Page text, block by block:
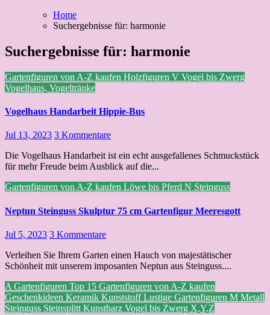
Home
Suchergebnisse für: harmonie
Suchergebnisse für: harmonie
Gartenfiguren von A-Z kaufen Holzfiguren V Vogel bis Zwerg
Vogelhaus, Vogeltränke
Vogelhaus Handarbeit Hippie-Bus
Jul 13, 2023 3 Kommentare
Die Vogelhaus Handarbeit ist ein echt ausgefallenes Schmuckstück
für mehr Freude beim Ausblick auf die...
Gartenfiguren von A-Z kaufen Löwe bis Pferd N Steinguss
Neptun Steinguss Skulptur 75 cm Gartenfigur Meeresgott
Jul 5, 2023 3 Kommentare
Verleihen Sie Ihrem Garten einen Hauch von majestätischer
Schönheit mit unserem imposanten Neptun aus Steinguss....
A Gartenfiguren Top 15 Gartenfiguren von A-Z kaufen
Geschenkideen Keramik KunststoffLustige Gartenfiguren M Metall
Steinguss Steinsplitt Kunstharz Vogel bis Zwerg X,Y,Z